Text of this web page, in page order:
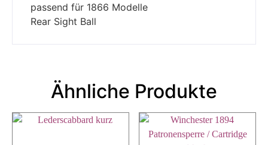
passend für 1866 Modelle
Rear Sight Ball
Ähnliche Produkte